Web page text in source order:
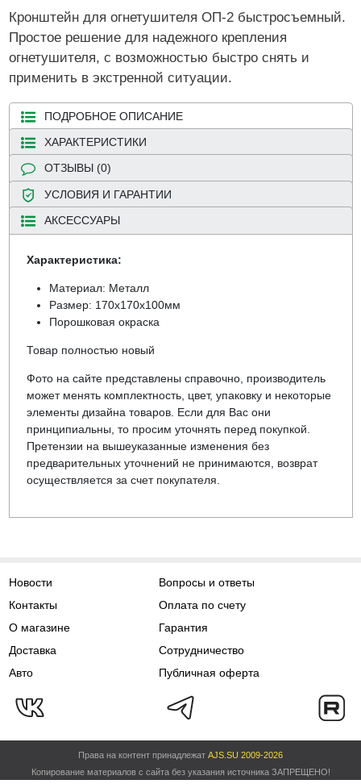
Кронштейн для огнетушителя ОП-2 быстросъемный.
Простое решение для надежного крепления
огнетушителя, с возможностью быстро снять и
применить в экстренной ситуации.
ПОДРОБНОЕ ОПИСАНИЕ
ХАРАКТЕРИСТИКИ
ОТЗЫВЫ (0)
УСЛОВИЯ И ГАРАНТИИ
АКСЕССУАРЫ
Характеристика:
Материал: Металл
Размер: 170х170х100мм
Порошковая окраска
Товар полностью новый
Фото на сайте представлены справочно, производитель
может менять комплектность, цвет, упаковку и некоторые
элементы дизайна товаров. Если для Вас они
принципиальны, то просим уточнять перед покупкой.
Претензии на вышеуказанные изменения без
предварительных уточнений не принимаются, возврат
осуществляется за счет покупателя.
Новости
Контакты
О магазине
Доставка
Авто
Вопросы и ответы
Оплата по счету
Гарантия
Сотрудничество
Публичная оферта
Права на контент принадлежат AJS.SU 2009-2026
Копирование материалов с сайта без указания источника ЗАПРЕЩЕНО!